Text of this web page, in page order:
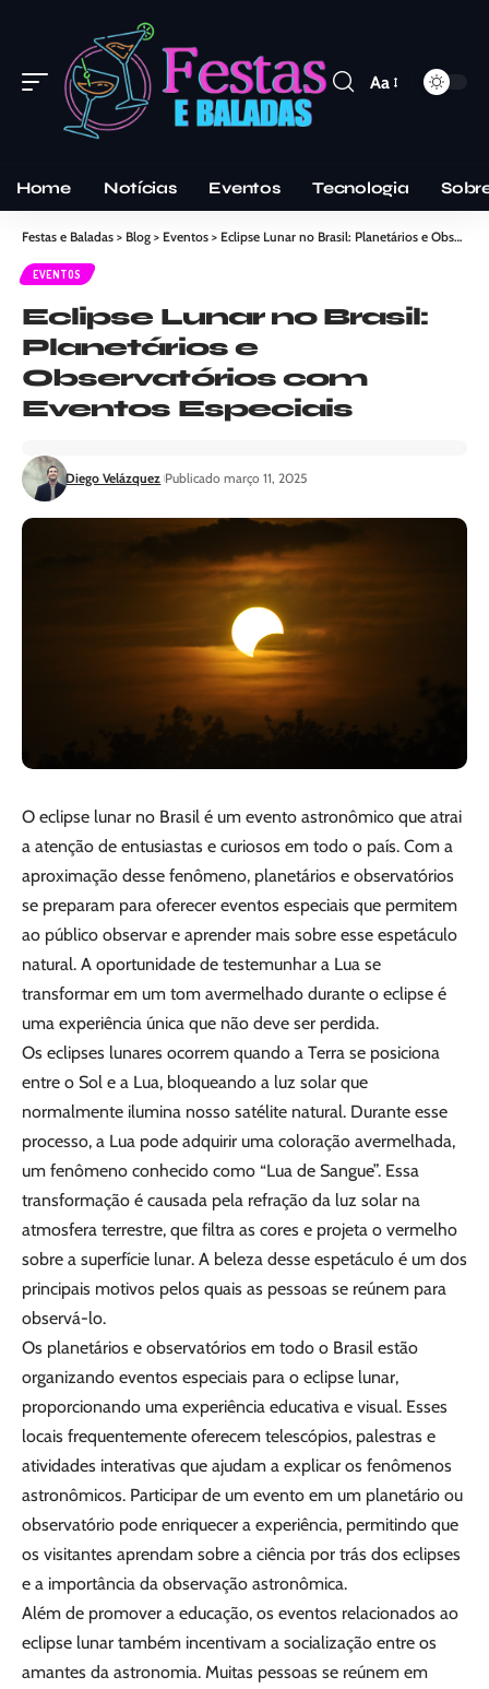
Aa
Home Notícias Eventos Tecnologia
Festas e Baladas > Blog > Eventos > Eclipse Lunar no Brasil: Planetários e Observatórios com Eventos Especiais
EVENTOS
Eclipse Lunar no Brasil:
Planetários e
Observatórios com
Eventos Especiais
Diego Velázquez Publicado março 11, 2025
O eclipse lunar no Brasil é um evento astronômico que atrai
a atenção de entusiastas e curiosos em todo o país. Com a
aproximação desse fenômeno, planetários e observatórios
se preparam para oferecer eventos especiais que permitem
ao público observar e aprender mais sobre esse espetáculo
natural. A oportunidade de testemunhar a Lua se
transformar em um tom avermelhado durante o eclipse é
uma experiência única que não deve ser perdida.
Os eclipses lunares ocorrem quando a Terra se posiciona
entre o Sol e a Lua, bloqueando a luz solar que
normalmente ilumina nosso satélite natural. Durante esse
processo, a Lua pode adquirir uma coloração avermelhada,
um fenômeno conhecido como “Lua de Sangue”. Essa
transformação é causada pela refração da luz solar na
atmosfera terrestre, que filtra as cores e projeta o vermelho
sobre a superfície lunar. A beleza desse espetáculo é um dos
principais motivos pelos quais as pessoas se reúnem para
observá-lo.
Os planetários e observatórios em todo o Brasil estão
organizando eventos especiais para o eclipse lunar,
proporcionando uma experiência educativa e visual. Esses
locais frequentemente oferecem telescópios, palestras e
atividades interativas que ajudam a explicar os fenômenos
astronômicos. Participar de um evento em um planetário ou
observatório pode enriquecer a experiência, permitindo que
os visitantes aprendam sobre a ciência por trás dos eclipses
e a importância da observação astronômica.
Além de promover a educação, os eventos relacionados ao
eclipse lunar também incentivam a socialização entre os
amantes da astronomia. Muitas pessoas se reúnem em